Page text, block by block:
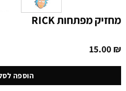
מחזיק מפתחות RICK
15.00₪
הוספה לסל